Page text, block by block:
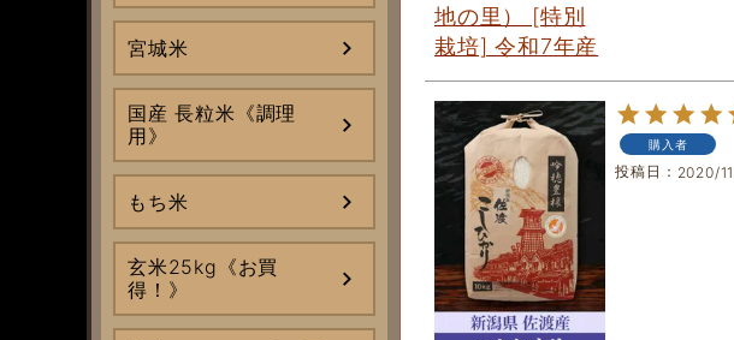
宮城米
国産 長粒米《調理
用》
もち米
玄米25kg《お買
得！》
地の里） [特別
栽培] 令和7年産
購入者
投稿日 2020/